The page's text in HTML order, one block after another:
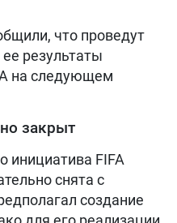
что проведут
результаты
на следующем
закрыт
инициатива FIFA
снята с
создание